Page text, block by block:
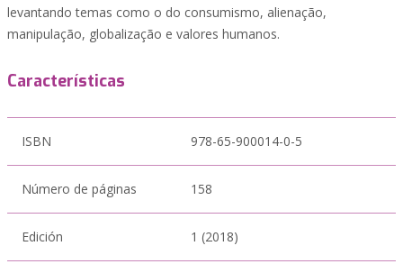
levantando temas como o do consumismo, alienação,
manipulação, globalização e valores humanos.
Características
ISBN 978-65-900014-0-5
Número de páginas 158
Edición 1 (2018)